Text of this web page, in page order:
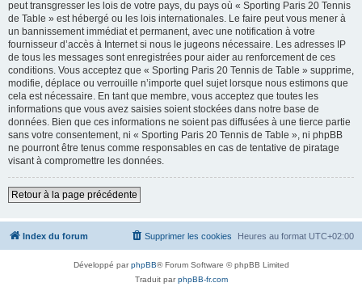
peut transgresser les lois de votre pays, du pays où « Sporting Paris 20 Tennis
de Table » est hébergé ou les lois internationales. Le faire peut vous mener à
un bannissement immédiat et permanent, avec une notification à votre
fournisseur d’accès à Internet si nous le jugeons nécessaire. Les adresses IP
de tous les messages sont enregistrées pour aider au renforcement de ces
conditions. Vous acceptez que « Sporting Paris 20 Tennis de Table » supprime,
modifie, déplace ou verrouille n’importe quel sujet lorsque nous estimons que
cela est nécessaire. En tant que membre, vous acceptez que toutes les
informations que vous avez saisies soient stockées dans notre base de
données. Bien que ces informations ne soient pas diffusées à une tierce partie
sans votre consentement, ni « Sporting Paris 20 Tennis de Table », ni phpBB
ne pourront être tenus comme responsables en cas de tentative de piratage
visant à compromettre les données.
Retour à la page précédente
Index du forum Heures au format UTC+02:00
Supprimer les cookies
Développé parphpBB® Forum Software © phpBB Limited
Traduit parphpBB-fr.com